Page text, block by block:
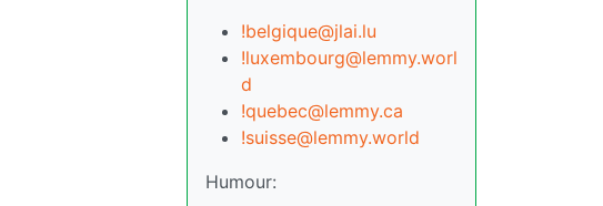
!belgique@jlai.lu
!luxembourg@lemmy.worl
d
!quebec@lemmy.ca
!suisse@lemmy.world
Humour: